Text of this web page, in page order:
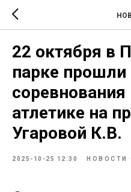
22 октября в
парке
соревнования
атлетике на
Угаровой К.В.
2025-10-25 12:30 НОВОСТИ